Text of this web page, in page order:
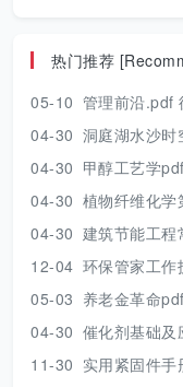
热门推荐
05-10 管理前沿.pdf
04-30 洞庭湖水沙时空演
04-30 甲醇工艺学
04-30 植物纤维化
04-30 建筑节能工程常
12-04 环保管家工
05-03 养老金革命
04-30 催化剂基础及应
11-30 实用紧固件